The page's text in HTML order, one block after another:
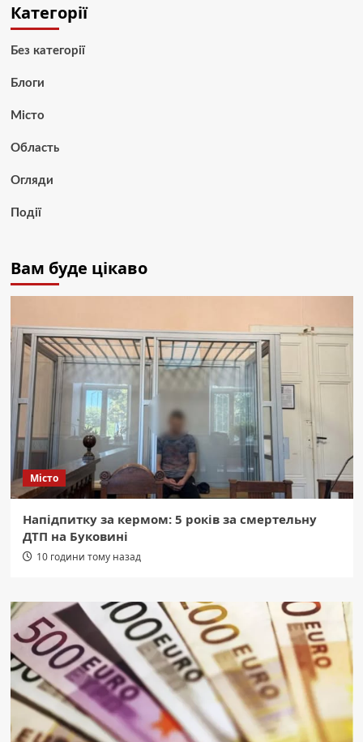
Категорії
Без категорії
Блоги
Місто
Область
Огляди
Події
Вам буде цікаво
Місто
Напідпитку за кермом: 5 років за смертельну
ДТП на Буковині
10 години тому назад